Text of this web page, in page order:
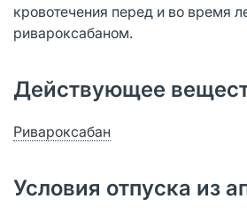
кровотечения перед и во время
ривароксабаном.
Действующее
Ривароксабан
Условия отпуска из